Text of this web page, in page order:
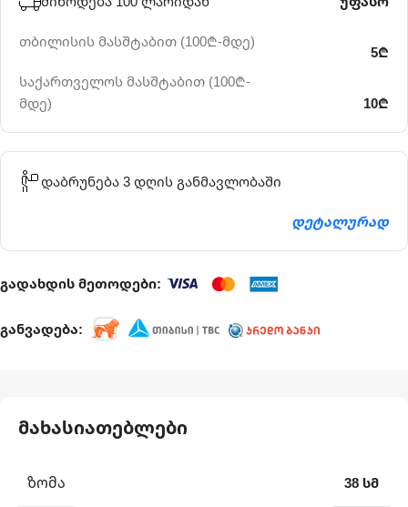
თბილისის მასშტაბით (100₾-მდე)
საქართველოს მასშტაბით (100₾-
მდე)
5₾
10₾
დაბრუნება 3 დღის განმავლობაში
დეტალურად
გადახდის მეთოდები:
განვადება:
მახასიათებლები
ᲖᲝᲛᲐ 38 სმ